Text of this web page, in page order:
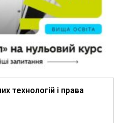
технологій і права